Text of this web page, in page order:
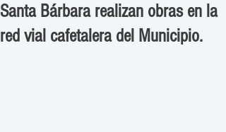
Santa Bárbara realizan obras en la
red vial cafetalera del Municipio.